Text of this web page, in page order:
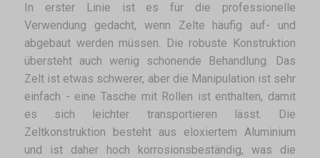
In erster Linie ist es für die professionelle
Verwendung gedacht, wenn Zelte häufig auf- und
abgebaut werden müssen. Die robuste Konstruktion
übersteht auch wenig schonende Behandlung. Das
Zelt ist etwas schwerer, aber die Manipulation ist sehr
einfach - eine Tasche mit Rollen ist enthalten, damit
es sich leichter transportieren lässt. Die
Zeltkonstruktion besteht aus eloxiertem Aluminium
und ist daher hoch korrosionsbeständig, was die